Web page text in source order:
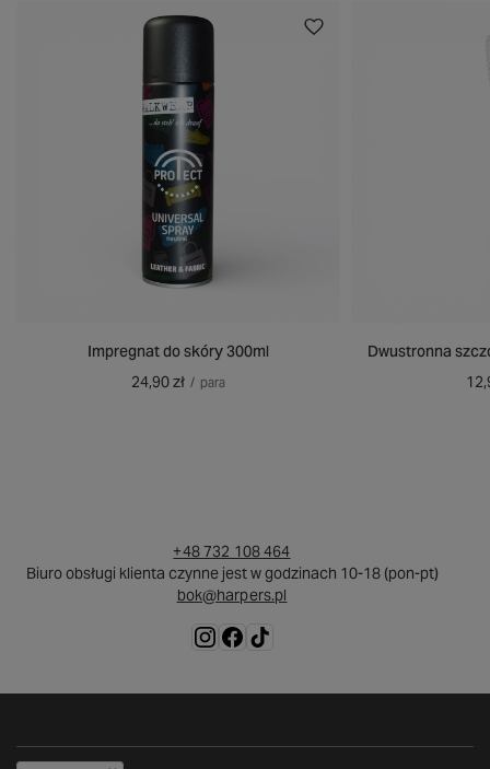
Impregnat do skóry 300ml
24,90 zł / para
Dwustronna
+48 732 108 464
Biuro obsługi klienta czynne jest w godzinach 10-18 (pon-pt)
bok@harpers.pl